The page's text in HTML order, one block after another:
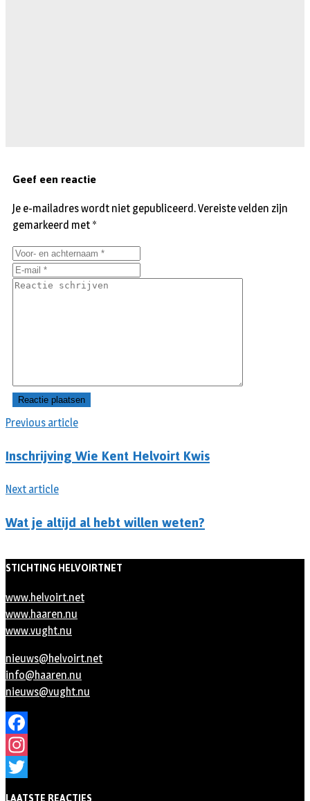
Previous article
Inschrijving Wie Kent Helvoirt Kwis
Next article
Wat je altijd al hebt willen weten?
Geef een reactie
Je e-mailadres wordt niet gepubliceerd.Vereiste velden zijn
gemarkeerd met *
STICHTING HELVOIRTNET
www.helvoirt.net
www.haaren.nu
www.vught.nu
nieuws@helvoirt.net
info@haaren.nu
nieuws@vught.nu
Facebook
Instagram